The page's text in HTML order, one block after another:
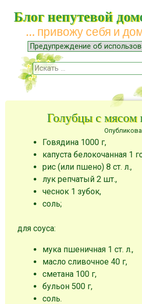
Блог непутевой
… привожу себя и
Меню
Наверх
Поиск
Голубцы с мясом
Говядина 1000 г,
капуста белокочанная 1
рис (или пшено) 8 ст. л.,
лук репчатый 2 шт.,
чеснок 1 зубок,
соль;
для соуса:
мука пшеничная 1 ст. л.,
масло сливочное 40 г,
сметана 100 г,
бульон 500 г,
соль.